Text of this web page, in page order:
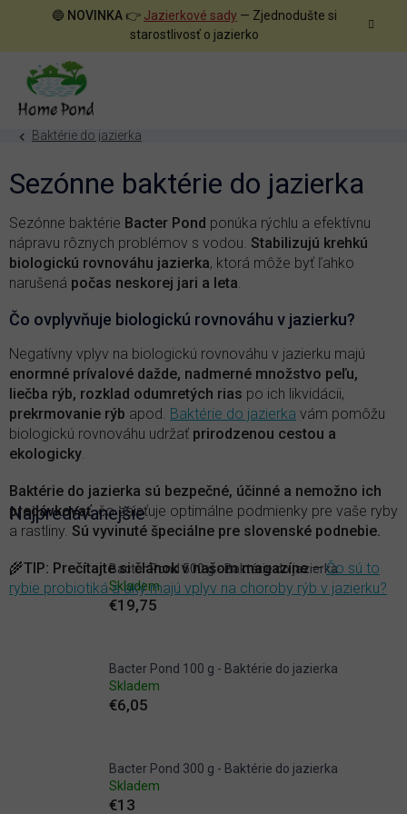
🔵 NOVINKA 👉 Jazierkové sady — Zjednodušte si
starostlivosť o jazierko
Baktérie do jazierka
Sezónne baktérie do jazierka
Sezónne baktérie Bacter Pond ponúka rýchlu a efektívnu
nápravu rôznych problémov s vodou. Stabilizujú krehkú
biologickú rovnováhu jazierka, ktorá môže byť ľahko
narušená počas neskorej jari a leta
Čo ovplyvňuje biologickú rovnováhu v jazierku?
Negatívny vplyv na biologickú rovnováhu v jazierku majú
enormné prívalové dažde, nadmerné množstvo peľu,
liečba rýb, rozklad odumretých rias po ich likvidácii,
prekrmovanie rýb apod. Baktérie do jazierka vám pomôžu
biologickú rovnováhu udržať prirodzenou cestou a
ekologicky
Baktérie do jazierka sú bezpečné, účinné a nemožno ich
predávkovať, čo zaisťuje optimálne podmienky pre vaše ryby
a rastliny. Sú vyvinuté špeciálne pre slovenské podnebie.
🌾TIP: Prečítajte si článok v našom magazíne— Čo sú to
rybie probiotiká a aký majú vplyv na choroby rýb v jazierku?
Najpredávanejšie
Bacter Pond 500 g - Baktérie do jazierka
Skladem
€19,75
Bacter Pond 100 g - Baktérie do jazierka
Skladem
€6,05
Bacter Pond 300 g - Baktérie do jazierka
Skladem
€13